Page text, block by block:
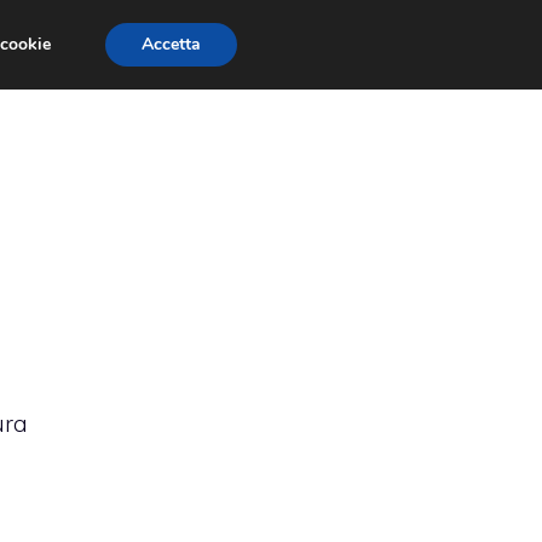
EVENTI E FIERE
Accetta